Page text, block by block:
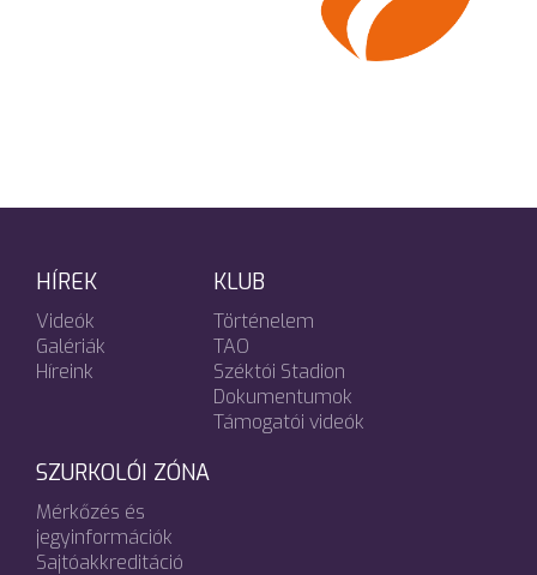
HÍREK
Videók
Galériák
Híreink
KLUB
Történelem
TAO
Széktói Stadion
Dokumentumok
Támogatói videók
SZURKOLÓI ZÓNA
Mérkőzés és
jegyinformációk
Sajtóakkreditáció